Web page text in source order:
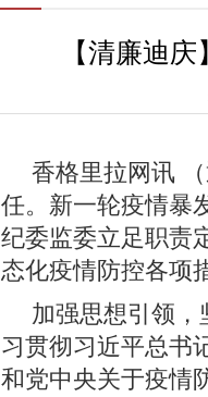
法治迪庆
【清廉迪
香格里拉网讯
任。新一轮疫情暴
纪委监委立足职责
态化疫情防控各项
加强思想引领
习贯彻习近平总书
和党中央关于疫情